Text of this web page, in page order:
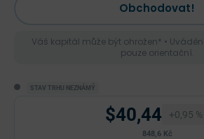
Obchodovat!
Váš kapitál může být ohrožen* •
pouze orientační.
STAV TRHU NEZNÁMÝ
$40,44 +0,95 %
848,6 Kč